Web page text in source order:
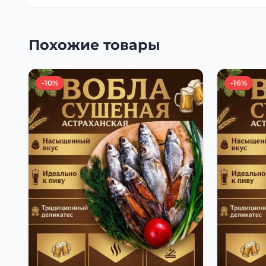
Похожие товары
-10% -16%